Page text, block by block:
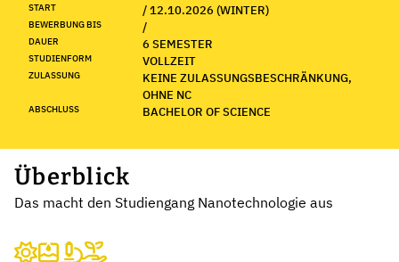
START / 12.10.2026 (WINTER)
BEWERBUNG BIS /
DAUER 6 SEMESTER
STUDIENFORM VOLLZEIT
ZULASSUNG
KEINE ZULASSUNGSBESCHRÄNKUNG,
OHNE NC
ABSCHLUSS BACHELOR OF SCIENCE
Überblick
Das macht den Studiengang Nanotechnologie aus